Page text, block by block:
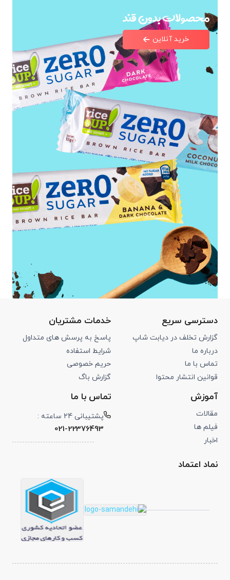
محصولات بدون قند
خرید آنلاین
دسترسی سریع
گزارش تخلف در دیابت شاپ
درباره ما
تماس با ما
قوانین انتشار محتوا
خدمات مشتریان
پاسخ به پرسش های متداول
شرایط استفاده
حریم خصوصی
گزارش باگ
آموزش
مقالات
فیلم ها
اخبار
تماس با ما
پشتیبانی 24 ساعته :
021-22376493
نماد اعتماد